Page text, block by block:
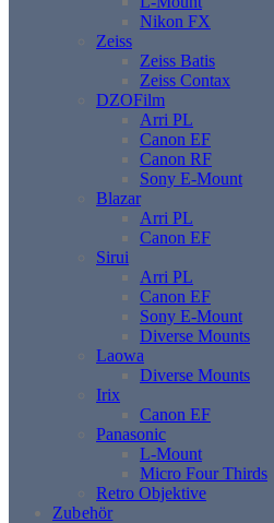
Nikon FX
Zeiss
Zeiss Batis
Zeiss Contax
DZOFilm
Arri PL
Canon EF
Canon RF
Sony E-Mount
Blazar
Arri PL
Canon EF
Sirui
Arri PL
Canon EF
Sony E-Mount
Diverse Mounts
Laowa
Diverse Mounts
Irix
Canon EF
Panasonic
L-Mount
Micro Four Thirds
Retro Objektive
Zubehör